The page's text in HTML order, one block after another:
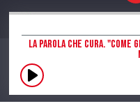
La parola che cura.